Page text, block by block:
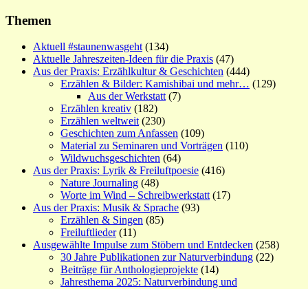
Themen
Aktuell #staunenwasgeht (134)
Aktuelle Jahreszeiten-Ideen für die Praxis (47)
Aus der Praxis: Erzählkultur & Geschichten (444)
Erzählen & Bilder: Kamishibai und mehr… (129)
Aus der Werkstatt (7)
Erzählen kreativ (182)
Erzählen weltweit (230)
Geschichten zum Anfassen (109)
Material zu Seminaren und Vorträgen (110)
Wildwuchsgeschichten (64)
Aus der Praxis: Lyrik & Freiluftpoesie (416)
Nature Journaling (48)
Worte im Wind – Schreibwerkstatt (17)
Aus der Praxis: Musik & Sprache (93)
Erzählen & Singen (85)
Freiluftlieder(11)
Ausgewählte Impulse zum Stöbern und Entdecken (258)
30 Jahre Publikationen zur Naturverbindung (22)
Beiträge für Anthologieprojekte (14)
Jahresthema 2025: Naturverbindung und